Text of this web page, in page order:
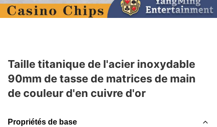
Taille titanique de l'acier inoxydable
90mm de tasse de matrices de main
de couleur d'en cuivre d'or
Propriétés de base